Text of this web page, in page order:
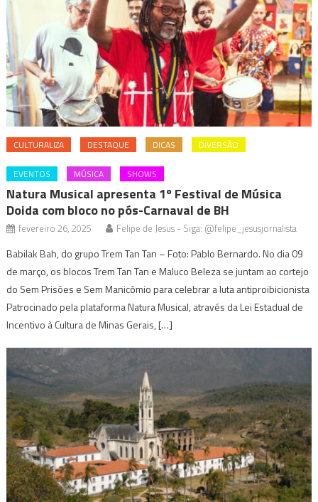
CULTURALIZA DESTAQUE DICAS DIVERSÃO
EVENTOS MÚSICA SHOWS
Natura Musical apresenta 1º Festival de Música
Doida com bloco no pós-Carnaval de BH
fevereiro 26, 2025 Felipe de Jesus - Siga: @felipe_jesusjornalista
Babilak Bah, do grupo Trem Tan Tan – Foto: Pablo Bernardo. No dia 09
de março, os blocos Trem Tan Tan e Maluco Beleza se juntam ao cortejo
do Sem Prisões e Sem Manicômio para celebrar a luta antiproibicionista
Patrocinado pela plataforma Natura Musical, através da Lei Estadual de
Incentivo à Cultura de Minas Gerais, […]